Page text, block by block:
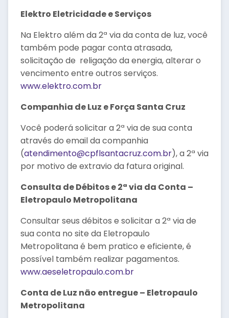
Elektro Eletricidade e Serviços
Na Elektro além da 2ª via da conta de luz, você
também pode pagar conta atrasada,
solicitação de religação da energia, alterar o
vencimento entre outros serviços.
www.elektro.com.br
Companhia de Luz e Força Santa Cruz
Você poderá solicitar a 2ª via de sua conta
através do email da companhia
(atendimento@cpflsantacruz.com.br), a 2ª via
por motivo de extravio da fatura original.
Consulta de Débitos e 2ª via da Conta –
Eletropaulo Metropolitana
Consultar seus débitos e solicitar a 2ª via de
sua conta no site da Eletropaulo
Metropolitana é bem pratico e eficiente, é
possível também realizar pagamentos.
www.aeseletropaulo.com.br
Conta de Luz não entregue – Eletropaulo
Metropolitana